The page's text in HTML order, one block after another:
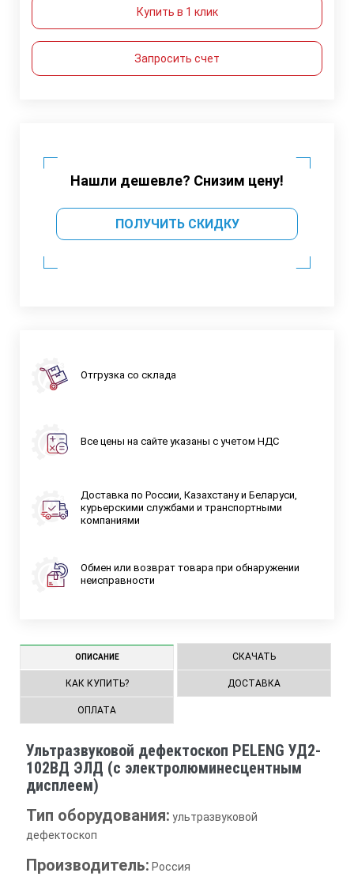
Купить в 1 клик
Запросить счет
Нашли дешевле? Снизим цену!
ПОЛУЧИТЬ СКИДКУ
Отгрузка со склада
Все цены на сайте указаны с учетом НДС
Доставка по России, Казахстану и Беларуси,
курьерскими службами и транспортными
компаниями
Обмен или возврат товара при обнаружении
неисправности
ОПИСАНИЕ СКАЧАТЬ
КАК КУПИТЬ? ДОСТАВКА
ОПЛАТА
Ультразвуковой дефектоскоп PELENG УД2-
102ВД ЭЛД (с электролюминесцентным
дисплеем)
Тип оборудования: ультразвуковой
дефектоскоп
Производитель: Россия